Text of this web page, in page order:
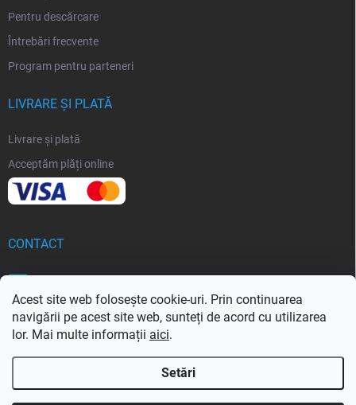
Acest site web folosește cookie-uri. Prin continuarea
navigării pe acest site web, sunteți de acord cu utilizarea
lor. Mai multe informații aici.
Setări
Pentru descărcare
Întrebări frecvente
Program pentru parteneri
LIVRARE ȘI PLATĂ
Livrare și plată
Acceptăm plăți online
CONTACT